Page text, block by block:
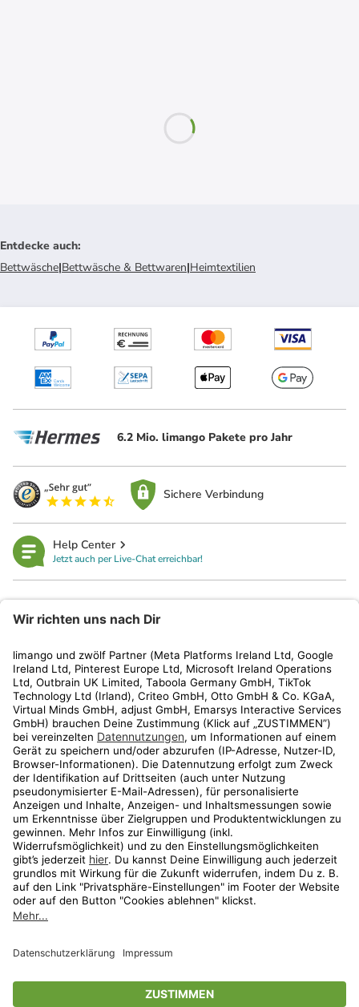
Entdecke auch:
Bettwäsche|Bettwäsche & Bettwaren|Heimtextilien
6.2 Mio. limango Pakete pro Jahr
Sichere Verbindung
Help Center
Jetzt auch per Live-Chat erreichbar!
Kundenservice
Shop
Aktionen
Travel